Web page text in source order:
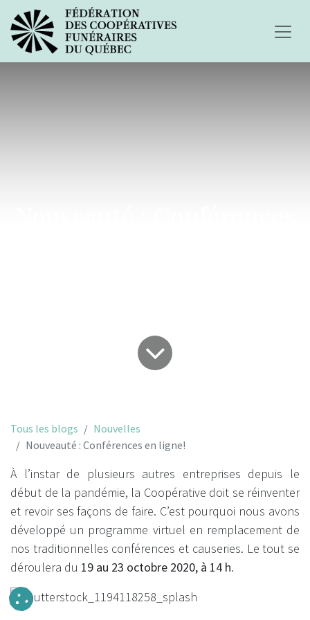
Tous les blogs
Nouvelles
Nouveauté : Conférences en ligne!
À l’instar de plusieurs autres entreprises depuis le
début de la pandémie, la Coopérative doit se réinventer
et revoir ses façons de faire. C’est pourquoi nous avons
développé un programme virtuel en remplacement de
nos traditionnelles conférences et causeries. Le tout se
déroulera du 19 au 23 octobre 2020, à 14 h.